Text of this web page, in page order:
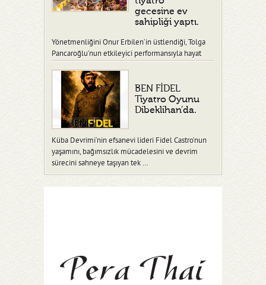
gecesine ev
sahipliği yaptı.
Yönetmenliğini Onur Erbilen’in üstlendiği, Tolga
Pancaroğlu’nun etkileyici performansıyla hayat
BEN FİDEL
Tiyatro Oyunu
Dibeklihan’da.
Küba Devrimi’nin efsanevi lideri Fidel Castro’nun
yaşamını, bağımsızlık mücadelesini ve devrim
sürecini sahneye taşıyan tek …